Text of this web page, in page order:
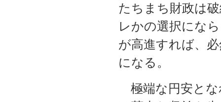
たちまち財政は
レかの選択にな
が高進すれば、
になる。
極端な円安とな